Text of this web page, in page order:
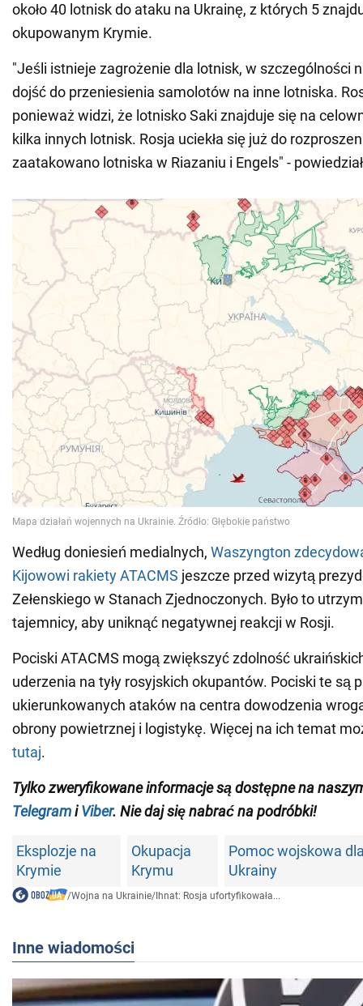
około 40 lotnisk do ataku na Ukrainę, z których 5
okupowanym Krymie.
"Jeśli istnieje zagrożenie dla lotnisk, w szczególności
dojść do przeniesienia samolotów na inne lotniska.
ponieważ widzi, że lotnisko Saki znajduje się na
kilka innych lotnisk. Rosja uciekła się już do
zaatakowano lotniska w Riazaniu i Engels" -
Według doniesień medialnych, Waszyngton
Kijowowi rakiety ATACMS jeszcze przed wizytą
Zełenskiego w Stanach Zjednoczonych. Było to
tajemnicy, aby uniknąć negatywnej reakcji w Rosji.
Pociski ATACMS mogą zwiększyć zdolność
uderzenia na tyły rosyjskich okupantów. Pociski te są
ukierunkowanych ataków na centra dowodzenia
obrony powietrznej i logistykę. Więcej na ich temat
tutaj.
Tylko zweryfikowane informacje są dostępne na
TelegramiViber. Nie daj się nabrać na podróbki!
Eksplozje na
Krymie
Okupacja
Krymu
Pomoc wojskowa
Ukrainy
/Wojna na Ukrainie/Ihnat: Rosja ufortyfikowała...
Inne wiadomości